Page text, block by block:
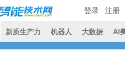
新质生产力 机器人 大数据 AI
登录 注册